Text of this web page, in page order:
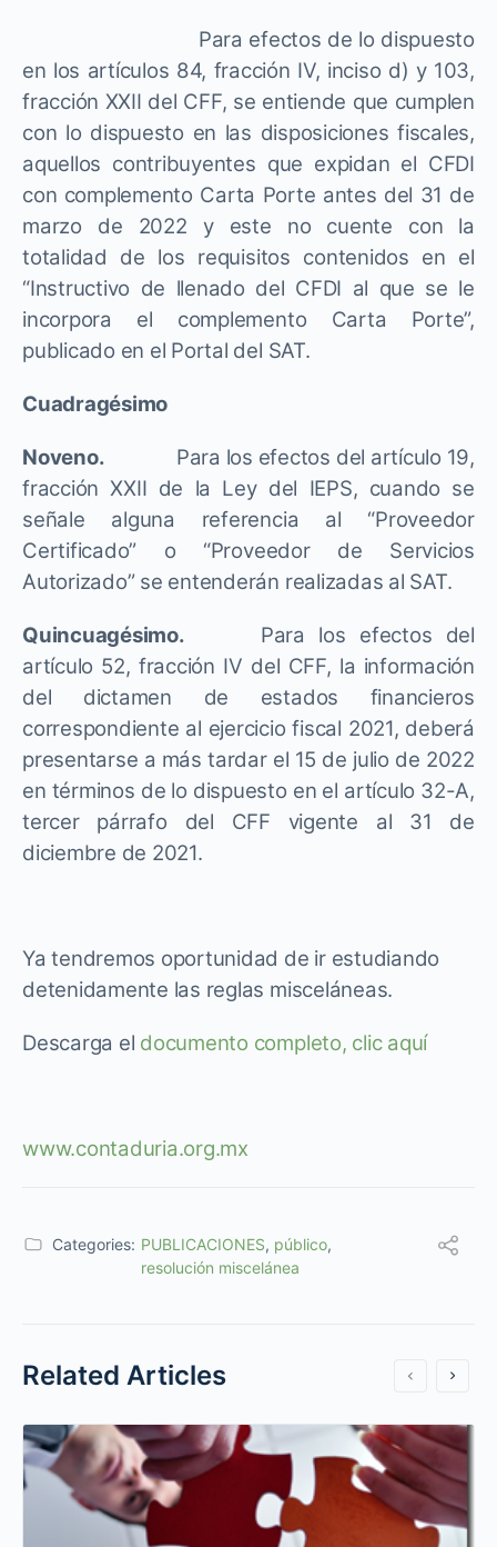
Para efectos de lo dispuesto
en los artículos 84, fracción IV, inciso d) y 103,
fracción XXII del CFF, se entiende que cumplen
con lo dispuesto en las disposiciones fiscales,
aquellos contribuyentes que expidan el CFDI
con complemento Carta Porte antes del 31 de
marzo de 2022 y este no cuente con la
totalidad de los requisitos contenidos en el
“Instructivo de llenado del CFDI al que se le
incorpora el complemento Carta Porte”,
publicado en el Portal del SAT.
Cuadragésimo
Noveno. Para los efectos del artículo 19,
fracción XXII de la Ley del IEPS, cuando se
señale alguna referencia al “Proveedor
Certificado” o “Proveedor de Servicios
Autorizado” se entenderán realizadas al SAT.
Quincuagésimo. Para los efectos del
artículo 52, fracción IV del CFF, la información
del dictamen de estados financieros
correspondiente al ejercicio fiscal 2021, deberá
presentarse a más tardar el 15 de julio de 2022
en términos de lo dispuesto en el artículo 32-A,
tercer párrafo del CFF vigente al 31 de
diciembre de 2021.
Ya tendremos oportunidad de ir estudiando
detenidamente las reglas misceláneas.
Descarga el documento completo, clic aquí
www.contaduria.org.mx
Categories: PUBLICACIONES, público,
resolución miscelánea
Related Articles